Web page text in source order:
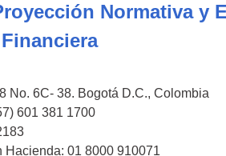
Normativa y
No. 6C- 38. Bogotá D.C., Colombia
601 381 1700
Hacienda: 01 8000 910071